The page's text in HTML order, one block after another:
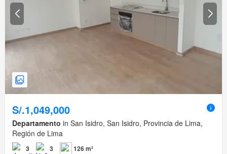
S/.1,049,000
Departamento in San Isidro, San Isidro, Provincia de Lima,
Región de Lima
3 3 126 m²